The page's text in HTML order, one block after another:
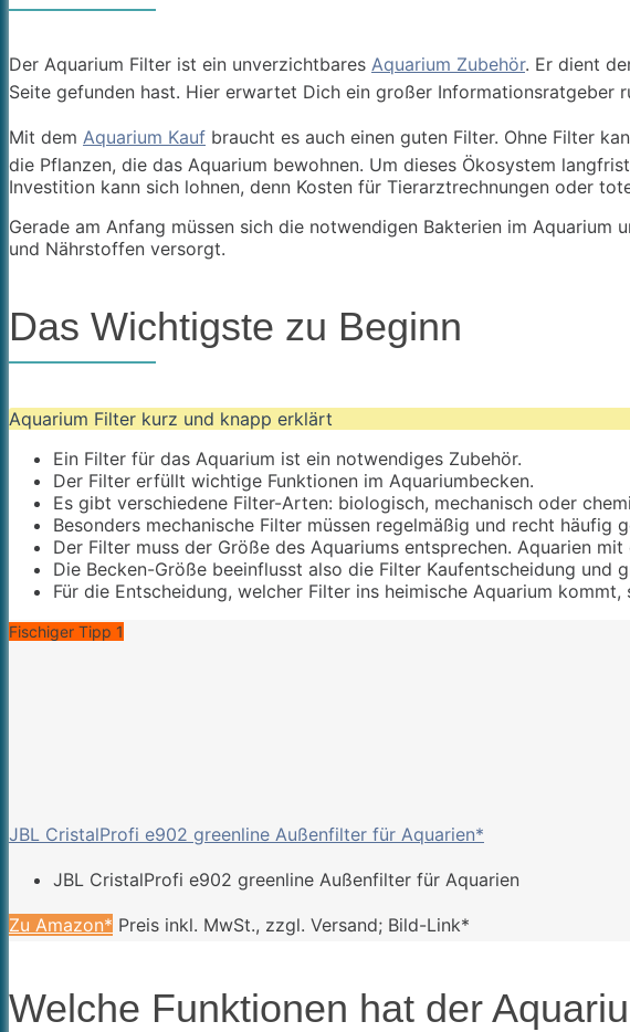
Der Aquarium Filter ist ein unverzichtbares Aquarium Zubehör. Er dient
Seite gefunden hast. Hier erwartet Dich ein großer
Mit dem Aquarium Kauf braucht es auch einen guten Filter. Ohne Filter
die Pflanzen, die das Aquarium bewohnen. Um dieses Ökosystem
Investition kann sich lohnen, denn Kosten für Tierarztrechnungen oder
Gerade am Anfang müssen sich die notwendigen Bakterien im
und Nährstoffen versorgt.
Das Wichtigste zu Beginn
Aquarium Filter kurz und knapp erklärt
Ein Filter für das Aquarium ist ein notwendiges Zubehör.
Der Filter erfüllt wichtige Funktionen im Aquariumbecken.
Es gibt verschiedene Filter-Arten: biologisch, mechanisch oder
Besonders mechanische Filter müssen regelmäßig und recht häufig
Der Filter muss der Größe des Aquariums entsprechen. Aquarien
Die Becken-Größe beeinflusst also die Filter Kaufentscheidung und
Für die Entscheidung, welcher Filter ins heimische Aquarium
Fischiger Tipp 1
JBL CristalProfi e902 greenline Außenfilter für Aquarien*
JBL CristalProfi e902 greenline Außenfilter für Aquarien
Zu Amazon* Preis inkl. MwSt., zzgl. Versand; Bild-Link*
Welche Funktionen hat der